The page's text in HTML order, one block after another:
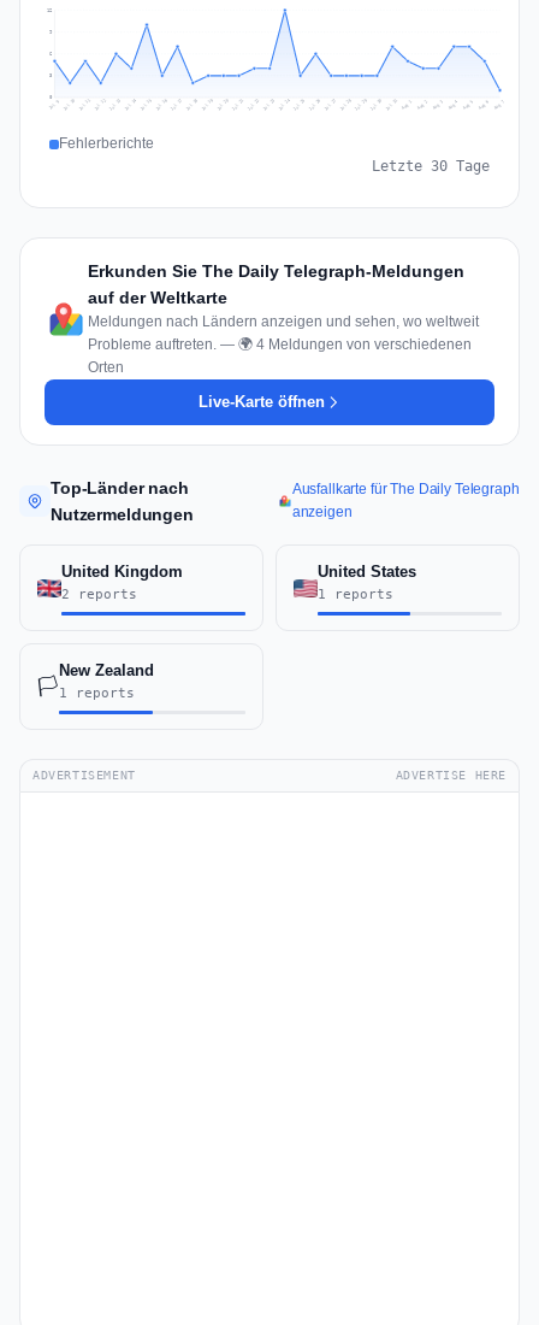
3
6
9
12
Jul 9 Jul 10 Jul 11 Jul 12 Jul 13 Jul 14 Jul 15 Jul 16 Jul 17 Jul 18 Jul 19 Jul 20 Jul 21 Jul 22 Jul 23 Jul 24 Jul 25 Jul 26 Jul 27 Jul 28 Jul 29 Jul 30 Jul 31 Aug 1 Aug 2 Aug 3 Aug 4 Aug 5 Aug 6 Aug 7
Fehlerberichte
Letzte 30 Tage
Erkunden Sie The Daily Telegraph-Meldungen
auf der Weltkarte
Meldungen nach Ländern anzeigen und sehen, wo weltweit
Probleme auftreten. — 🌍 4 Meldungen von verschiedenen
Orten
Live-Karte öffnen
Top-Länder nach
Nutzermeldungen
Ausfallkarte für The Daily Telegraph
anzeigen
United Kingdom
2 reports
United States
1 reports
🏳️
New Zealand
1 reports
ADVERTISEMENT ADVERTISE HERE